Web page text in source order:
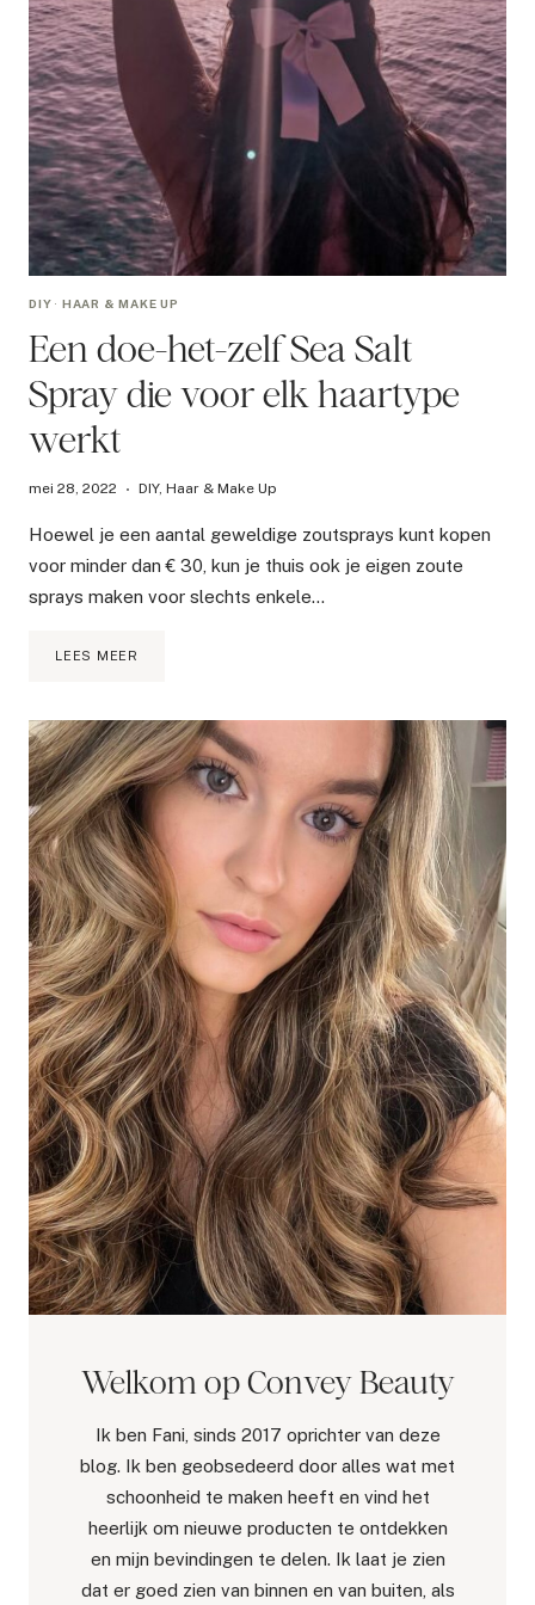
DIY · HAAR & MAKE UP
Een doe-het-zelf Sea Salt
Spray die voor elk haartype
werkt
mei 28, 2022 DIY,Haar & Make Up
Hoewel je een aantal geweldige zoutsprays kunt kopen
voor minder dan € 30, kun je thuis ook je eigen zoute
sprays maken voor slechts enkele…
LEES MEER
SEA
SALT
SPRAY
ELK
HAARTYPE
WERKT
Welkom op Convey Beauty
Ik ben Fani, sinds 2017 oprichter van deze
blog. Ik ben geobsedeerd door alles wat met
schoonheid te maken heeft en vind het
heerlijk om nieuwe producten te ontdekken
en mijn bevindingen te delen. Ik laat je zien
dat er goed zien van binnen en van buiten, als